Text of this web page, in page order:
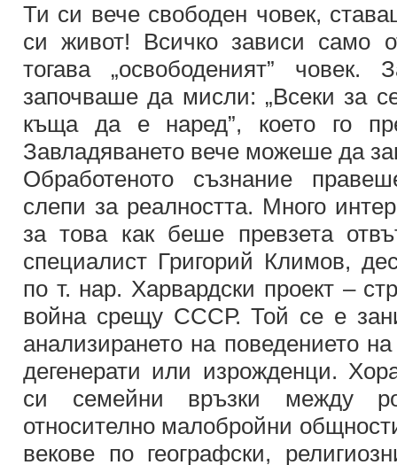
Ти си вече свободен човек,
си живот! Всичко зависи само
тогава „освободеният”
започваше да мисли: „Всеки за
къща да е наред”, което го
Завладяването вече можеше да
Обработеното съзнание
слепи за реалността. Много
за това как беше превзета
специалист Григорий Климов,
по т. нар. Харвардски проект –
война срещу СССР. Той се е
анализирането на поведението
дегенерати или изрожденци.
си семейни връзки между
относително малобройни
векове по географски,